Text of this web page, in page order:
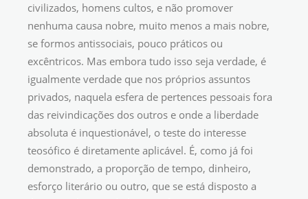
civilizados, homens cultos, e não promover
nenhuma causa nobre, muito menos a mais nobre,
se formos antissociais, pouco práticos ou
excêntricos. Mas embora tudo isso seja verdade, é
igualmente verdade que nos próprios assuntos
privados, naquela esfera de pertences pessoais fora
das reivindicações dos outros e onde a liberdade
absoluta é inquestionável, o teste do interesse
teosófico é diretamente aplicável. É, como já foi
demonstrado, a proporção de tempo, dinheiro,
esforço literário ou outro, que se está disposto a